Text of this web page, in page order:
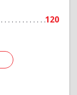
120
Подробнее